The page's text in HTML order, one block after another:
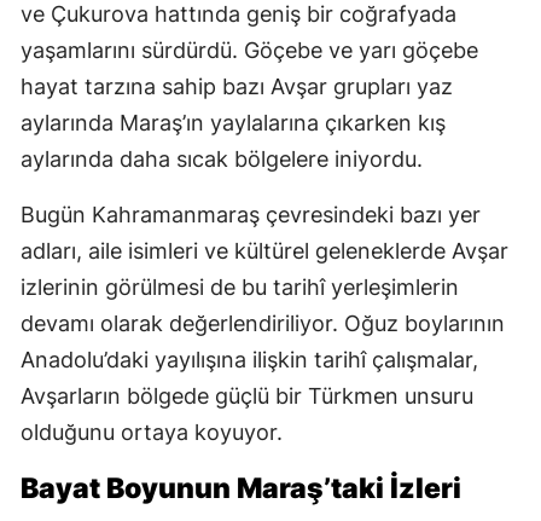
ve Çukurova hattında geniş bir coğrafyada
yaşamlarını sürdürdü. Göçebe ve yarı göçebe
hayat tarzına sahip bazı Avşar grupları yaz
aylarında Maraş’ın yaylalarına çıkarken kış
aylarında daha sıcak bölgelere iniyordu.
Bugün Kahramanmaraş çevresindeki bazı yer
adları, aile isimleri ve kültürel geleneklerde Avşar
izlerinin görülmesi de bu tarihî yerleşimlerin
devamı olarak değerlendiriliyor. Oğuz boylarının
Anadolu’daki yayılışına ilişkin tarihî çalışmalar,
Avşarların bölgede güçlü bir Türkmen unsuru
olduğunu ortaya koyuyor.
Bayat Boyunun Maraş’taki İzleri